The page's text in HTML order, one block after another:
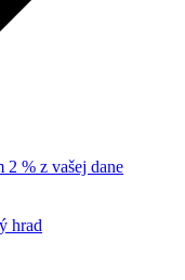
2 % z vašej dane
hrad